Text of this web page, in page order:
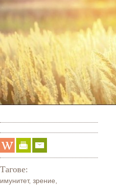
Тагове:
имунитет, зрение